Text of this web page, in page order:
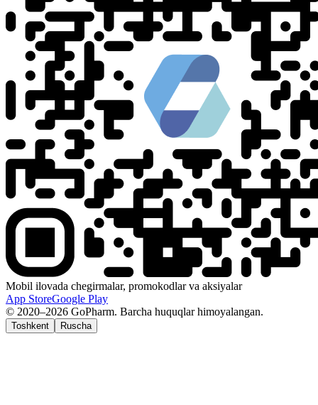
Mobil ilovada chegirmalar, promokodlar va aksiyalar
App StoreGoogle Play
© 2020–2026 GoPharm. Barcha huquqlar himoyalangan.
Toshkent Ruscha